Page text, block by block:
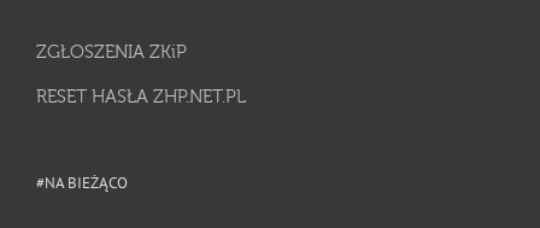
ZGŁOSZENIA ZKiP
RESET HASŁA ZHP.NET.PL
#NA BIEŻĄCO